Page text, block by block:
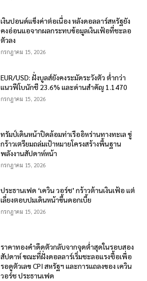
เงินปอนด์แข็งค่าต่อเนื่อง หลังดอลลาร์สหรัฐยัง
คงอ่อนแอจากผลกระทบข้อมูลเงินเฟ้อที่ชะลอ
ตัวลง
กรกฎาคม 15, 2026
EUR/USD: ฝั่งบูลส์ยังคงระมัดระวังตัว ต่ำกว่า
แนวฟีโบนักชี 23.6% และด่านสำคัญ 1.1470
กรกฎาคม 15, 2026
ทรัมป์เดินหน้าปิดล้อมท่าเรืออิหร่านทางทะเล ขู่
กร้าวเตรียมถล่มเป้าหมายโครงสร้างพื้นฐาน
พลังงานสัปดาห์หน้า
กรกฎาคม 15, 2026
ประธานเฟด ‘เควิน วอร์ช’ กร้าวต้านเงินเฟ้อ แต่
เลี่ยงตอบปมเดินหน้าขึ้นดอกเบี้ย
กรกฎาคม 15, 2026
ราคาทองคำดีดตัวกลับจากจุดต่ำสุดในรอบสอง
สัปดาห์ ขณะที่ฝั่งดอลลาร์เริ่มชะลอแรงซื้อเพื่อ
รอดูตัวเลข CPI สหรัฐฯ และการแถลงของ เควิน
วอร์ช ประธานเฟด